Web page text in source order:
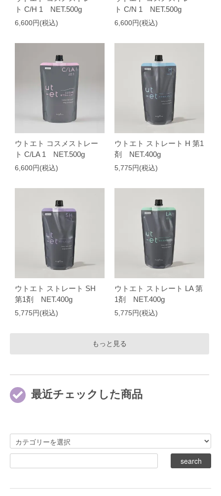
ト C/H 1 NET.500g
6,600円(税込)
ト C/N 1 NET.500g
6,600円(税込)
ウトエト コスメストレー
ト C/LA 1 NET.500g
6,600円(税込)
ウトエト ストレート H 第1
剤 NET.400g
5,775円(税込)
ウトエト ストレート SH
第1剤 NET.400g
5,775円(税込)
ウトエト ストレート LA 第
1剤 NET.400g
5,775円(税込)
もっと見る
最近チェックした商品